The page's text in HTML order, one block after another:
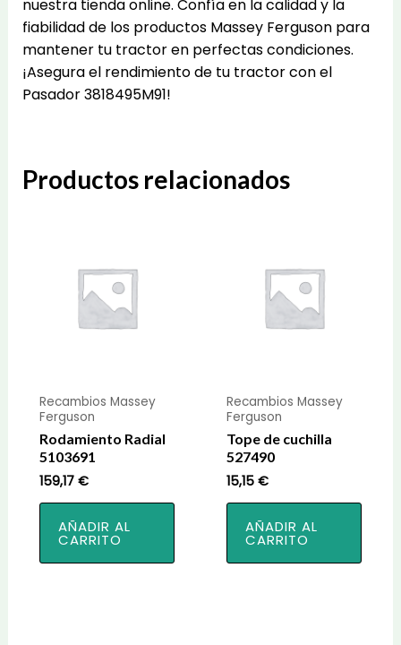
nuestra tienda online. Confía en la calidad y la
fiabilidad de los productos Massey Ferguson para
mantener tu tractor en perfectas condiciones.
¡Asegura el rendimiento de tu tractor con el
Pasador 3818495M91!
Productos relacionados
Recambios Massey
Ferguson
Rodamiento Radial
5103691
159,17 €
AÑADIR AL
CARRITO
Recambios Massey
Ferguson
Tope de cuchilla
527490
15,15€
AÑADIR AL
CARRITO